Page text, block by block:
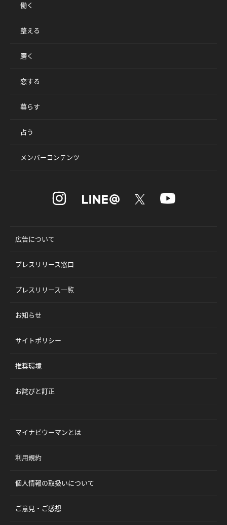
働く
整える
磨く
恋する
暮らす
占う
メンバーコンテンツ
広告について
プレスリリース窓口
プレスリリース一覧
お知らせ
サイトポリシー
推奨環境
お詫びと訂正
マイナビウーマンとは
利用規約
個人情報の取扱いについて
ご意見・ご感想